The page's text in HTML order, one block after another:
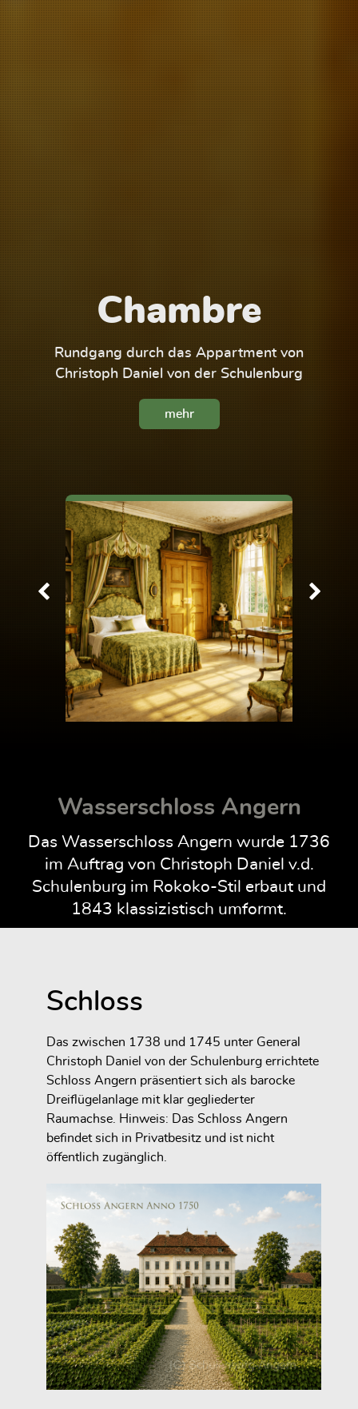
Chambre
Rundgang durch das Appartment von
Christoph Daniel von der Schulenburg
mehr
Wasserschloss Angern
Das Wasserschloss Angern wurde 1736
im Auftrag von Christoph Daniel v.d.
Schulenburg im Rokoko-Stil erbaut und
1843 klassizistisch umformt.
Schloss
Das zwischen 1738 und 1745 unter General
Christoph Daniel von der Schulenburg errichtete
Schloss Angern präsentiert sich als barocke
Dreiflügelanlage mit klar gegliederter
Raumachse. Hinweis: Das Schloss Angern
befindet sich in Privatbesitz und ist nicht
öffentlich zugänglich.